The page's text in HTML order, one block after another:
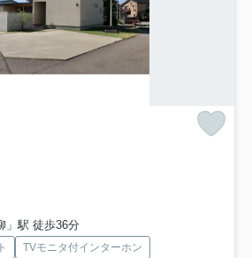
」駅 徒歩36分
TVモニタ付インターホン